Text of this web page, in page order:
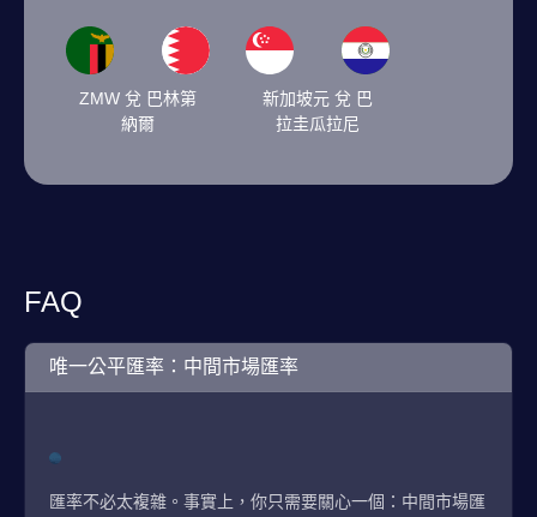
ZMW 兌 巴林第
納爾
新加坡元 兌 巴
拉圭瓜拉尼
FAQ
唯一公平匯率：中間市場匯率
匯率不必太複雜。事實上，你只需要關心一個：中間市場匯